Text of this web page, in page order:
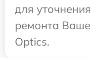
для
ремонта
Optics.